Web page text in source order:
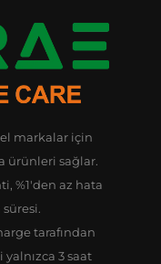
markalar için
ürünleri sağlar.
%1'den az hata
süresi.
tarafından
3 saat